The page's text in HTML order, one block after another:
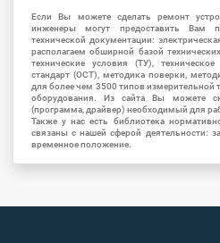
Если Вы можете сделать ремонт
инженеры могут предоставить Вам
технической документации:
располагаем обширной базой
технические условия (ТУ),
стандарт (ОСТ), методика поверки,
для более чем 3500 типов измерительной
оборудования. Из сайта Вы можете
(программа, драйвер) необходимый для
Также у нас есть библиотека
связаны с нашей сферой деятельности:
временное положение.